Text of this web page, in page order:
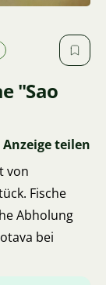
"Sao
Anzeige teilen
von
Fische
Abholung
bei